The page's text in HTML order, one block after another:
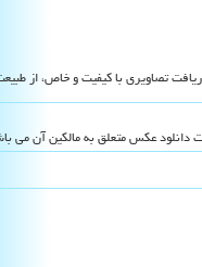
تصاویری با کیفیت و خاص، از